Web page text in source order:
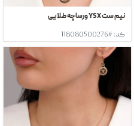
نیم ست YSX ورساچه طلایی
کد: #118080500276